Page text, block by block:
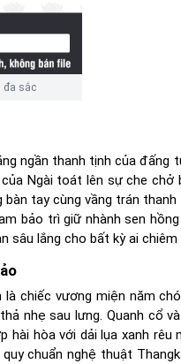
đa sắc
ngần thanh tịnh của đấng
Ngài toát lên sự che
tay cùng vầng trán thanh
bảo trì giữ nhành sen
sâu lắng cho bất kỳ ai chiêm
chiếc vương miện năm
nhẹ sau lưng. Quanh cổ
hòa với dải lụa xanh rêu
chuẩn nghệ thuật